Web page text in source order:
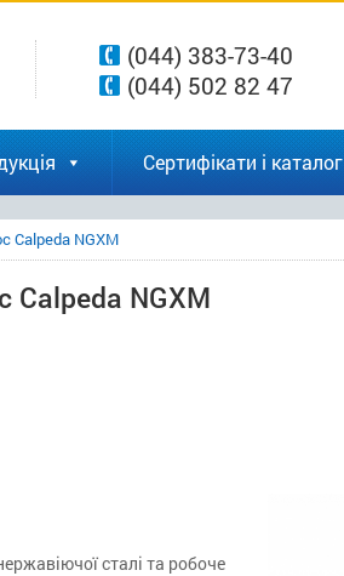
(044) 383-73-40
(044) 502 82 47
Сертифікати і каталог
Calpeda NGXM
Calpeda NGXM
сталі та робоче